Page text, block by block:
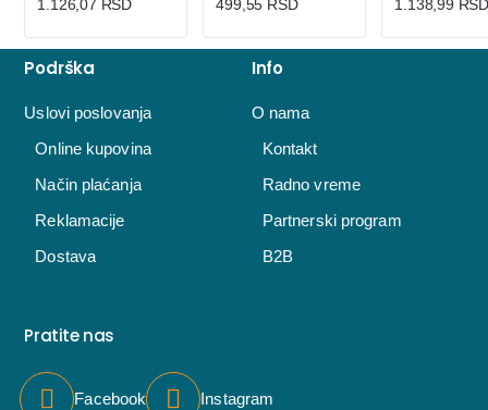
1.126,07 RSD 499,55 RSD 1.138,99 RSD
Podrška
Uslovi poslovanja
Online kupovina
Način plaćanja
Reklamacije
Dostava
Info
O nama
Kontakt
Radno vreme
Partnerski program
B2B
Pratite nas
Facebook Instagram